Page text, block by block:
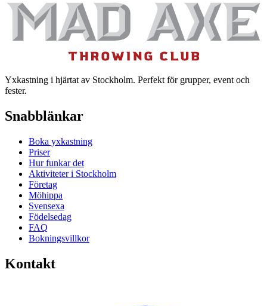
Yxkastning i hjärtat av Stockholm. Perfekt för grupper, event och
fester.
Snabblänkar
Boka yxkastning
Priser
Hur funkar det
Aktiviteter i Stockholm
Företag
Möhippa
Svensexa
Födelsedag
FAQ
Bokningsvillkor
Kontakt